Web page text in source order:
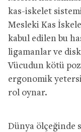
kas-iskelet
Mesleki Kas
kabul edilen bu
ligamanlar ve
Vücudun kötü
ergonomik
rol oynar.
Dünya ölçeğinde